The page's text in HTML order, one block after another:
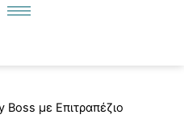
με Επιτραπέζιο